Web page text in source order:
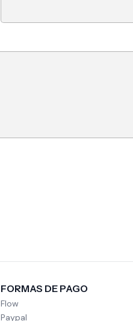
FORMAS DE PAGO
Flow
Paypal